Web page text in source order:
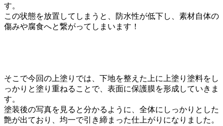
す。
この状態を放置してしまうと、防水性が低下し、素材自体の
傷みや腐食へと繋がってしまいます！
そこで今回の上塗りでは、下地を整えた上に上塗り塗料をし
っかりと塗り重ねることで、表面に保護膜を形成していきま
す。
塗装後の写真を見ると分かるように、全体にしっかりとした
艶が出ており、均一で引き締まった仕上がりになりました。